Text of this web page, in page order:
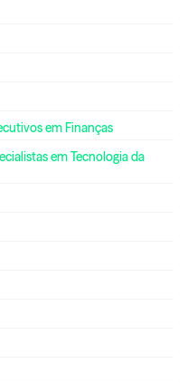
em Finanças
em Tecnologia da